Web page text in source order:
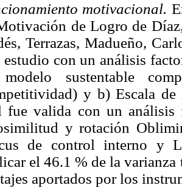
motivacional.
de Logro de
Terrazas, Madueño,
estudio con un análisis
sustentable
y b) Escala
fue valida con un análisis
y rotación
de control interno y
el 46.1 % de la
aportados por los